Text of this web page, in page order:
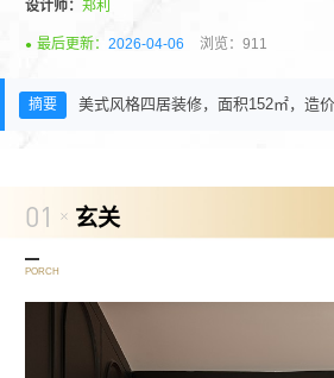
设计师： 郑利
最后更新： 2026-04-06 浏览：911
美式风格四居装修，面积152㎡，造
01 玄关
PORCH